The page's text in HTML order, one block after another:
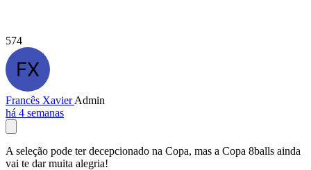
574
Francês XavierAdmin
há 4 semanas
A seleção pode ter decepcionado na Copa, mas a Copa 8balls ainda
vai te dar muita alegria!